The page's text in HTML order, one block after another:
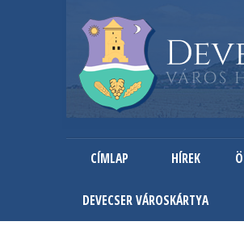
CÍMLAP HÍREK
DEVECSER VÁROSKÁRTYA